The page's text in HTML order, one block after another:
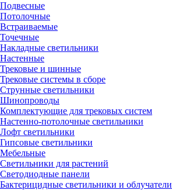
Подвесные
Потолочные
Встраиваемые
Точечные
Накладные светильники
Настенные
Трековые и шинные
Трековые системы в сборе
Струнные светильники
Шинопроводы
Комплектующие для трековых систем
Настенно-потолочные светильники
Лофт светильники
Гипсовые светильники
Мебельные
Светильники для растений
Светодиодные панели
Бактерицидные светильники и облучатели